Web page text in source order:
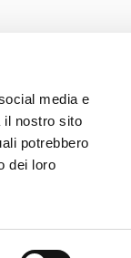
media e
il nostro sito
potrebbero
dei loro